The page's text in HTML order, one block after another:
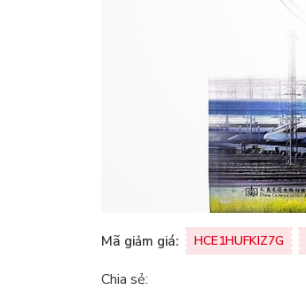
Mã giảm giá: HCE1HUFKIZ7G
Chia sẻ: